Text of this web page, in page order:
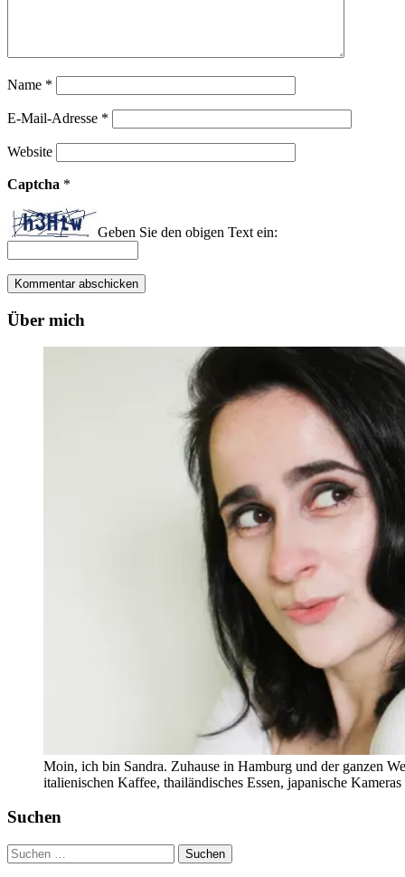
Name *
E-Mail-Adresse *
Website
Captcha *
Geben Sie den obigen Text ein:
Über mich
Moin, ich bin Sandra. Zuhause in Hamburg und der ganzen
italienischen Kaffee, thailändisches Essen, japanische
Suchen
Suchen
nach: